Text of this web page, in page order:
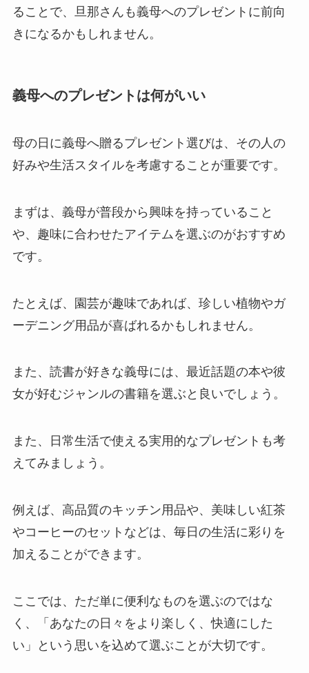
ることで、旦那さんも義母へのプレゼントに前向
きになるかもしれません。
義母へのプレゼントは何がいい
母の日に義母へ贈るプレゼント選びは、その人の
好みや生活スタイルを考慮することが重要です。
まずは、義母が普段から興味を持っていること
や、趣味に合わせたアイテムを選ぶのがおすすめ
です。
たとえば、園芸が趣味であれば、珍しい植物やガ
ーデニング用品が喜ばれるかもしれません。
また、読書が好きな義母には、最近話題の本や彼
女が好むジャンルの書籍を選ぶと良いでしょう。
また、日常生活で使える実用的なプレゼントも考
えてみましょう。
例えば、高品質のキッチン用品や、美味しい紅茶
やコーヒーのセットなどは、毎日の生活に彩りを
加えることができます。
ここでは、ただ単に便利なものを選ぶのではな
く、「あなたの日々をより楽しく、快適にした
い」という思いを込めて選ぶことが大切です。